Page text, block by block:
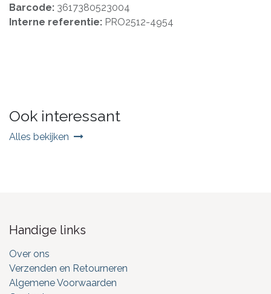
Barcode: 3617380523004
Interne referentie: PRO2512-4954
Ook interessant
Alles bekijken
Handige links
Over ons
Verzenden en Retourneren
Algemene Voorwaarden